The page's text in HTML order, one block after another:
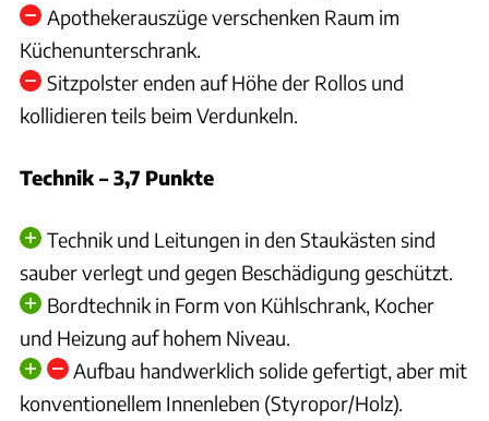
Apothekerauszüge verschenken Raum im
Küchenunterschrank.
Sitzpolster enden auf Höhe der Rollos und
kollidieren teils beim Verdunkeln.
Technik – 3,7 Punkte
Technik und Leitungen in den Staukästen sind
sauber verlegt und gegen Beschädigung geschützt.
Bordtechnik in Form von Kühlschrank, Kocher
und Heizung auf hohem Niveau.
Aufbau handwerklich solide gefertigt, aber mit
konventionellem Innenleben (Styropor/Holz).